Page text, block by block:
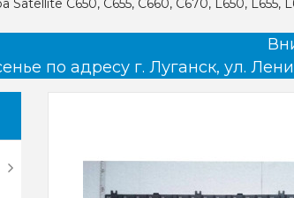
Satellite C650, C655, C660, C670, L650, L655,
по адресу г. Луганск, ул.